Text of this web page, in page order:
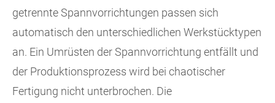
getrennte Spannvorrichtungen passen sich
automatisch den unterschiedlichen Werkstücktypen
an. Ein Umrüsten der Spannvorrichtung entfällt und
der Produktionsprozess wird bei chaotischer
Fertigung nicht unterbrochen. Die